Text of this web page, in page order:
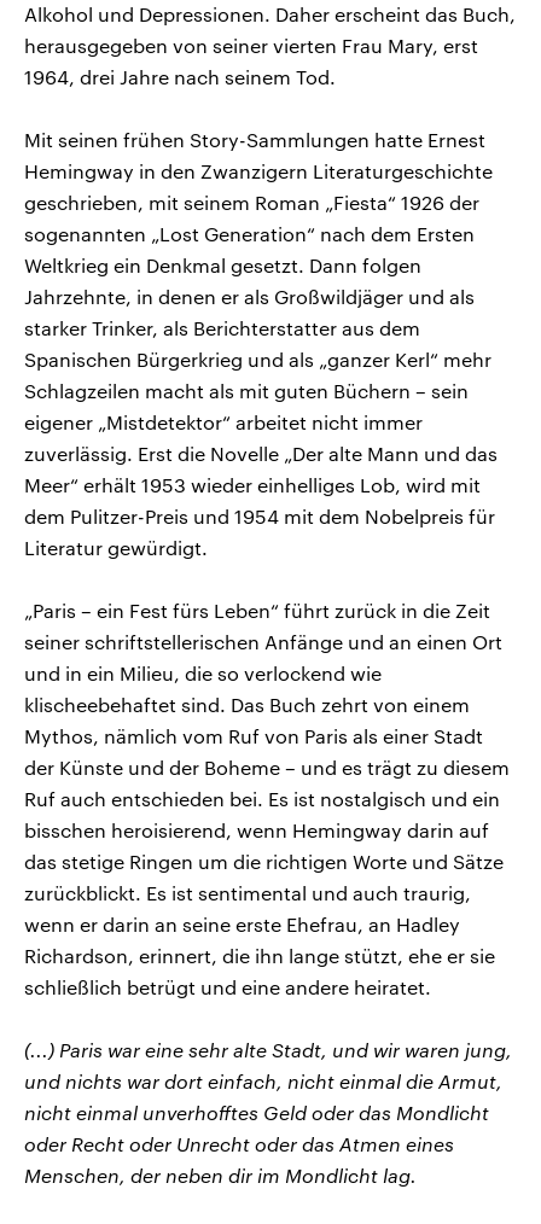
Alkohol und Depressionen. Daher erscheint das Buch,
herausgegeben von seiner vierten Frau Mary, erst
1964, drei Jahre nach seinem Tod.
Mit seinen frühen Story-Sammlungen hatte Ernest
Hemingway in den Zwanzigern Literaturgeschichte
geschrieben, mit seinem Roman „Fiesta“ 1926 der
sogenannten „Lost Generation“ nach dem Ersten
Weltkrieg ein Denkmal gesetzt. Dann folgen
Jahrzehnte, in denen er als Großwildjäger und als
starker Trinker, als Berichterstatter aus dem
Spanischen Bürgerkrieg und als „ganzer Kerl“ mehr
Schlagzeilen macht als mit guten Büchern – sein
eigener „Mistdetektor“ arbeitet nicht immer
zuverlässig. Erst die Novelle „Der alte Mann und das
Meer“ erhält 1953 wieder einhelliges Lob, wird mit
dem Pulitzer-Preis und 1954 mit dem Nobelpreis für
Literatur gewürdigt.
„Paris – ein Fest fürs Leben“ führt zurück in die Zeit
seiner schriftstellerischen Anfänge und an einen Ort
und in ein Milieu, die so verlockend wie
klischeebehaftet sind. Das Buch zehrt von einem
Mythos, nämlich vom Ruf von Paris als einer Stadt
der Künste und der Boheme – und es trägt zu diesem
Ruf auch entschieden bei. Es ist nostalgisch und ein
bisschen heroisierend, wenn Hemingway darin auf
das stetige Ringen um die richtigen Worte und Sätze
zurückblickt. Es ist sentimental und auch traurig,
wenn er darin an seine erste Ehefrau, an Hadley
Richardson, erinnert, die ihn lange stützt, ehe er sie
schließlich betrügt und eine andere heiratet.
(...) Paris war eine sehr alte Stadt, und wir waren jung,
und nichts war dort einfach, nicht einmal die Armut,
nicht einmal unverhofftes Geld oder das Mondlicht
oder Recht oder Unrecht oder das Atmen eines
Menschen, der neben dir im Mondlicht lag.